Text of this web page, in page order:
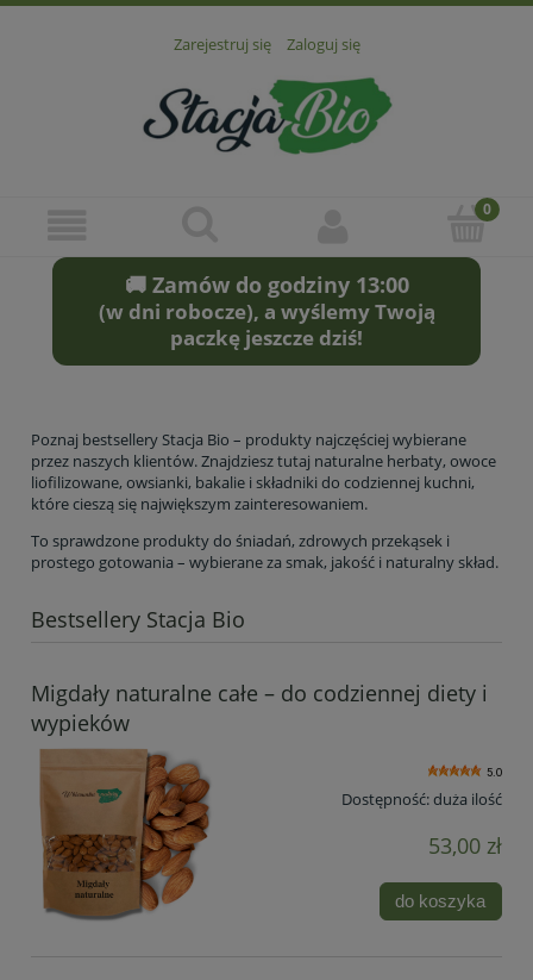
Zarejestruj się Zaloguj się
🚚 Zamów do godziny 13:00
(w dni robocze), a wyślemy Twoją
paczkę jeszcze dziś!
Poznaj bestsellery Stacja Bio – produkty najczęściej wybierane
przez naszych klientów. Znajdziesz tutaj naturalne herbaty, owoce
liofilizowane, owsianki, bakalie i składniki do codziennej kuchni,
które cieszą się największym zainteresowaniem.
To sprawdzone produkty do śniadań, zdrowych przekąsek i
prostego gotowania – wybierane za smak, jakość i naturalny skład.
Bestsellery Stacja Bio
Migdały naturalne całe – do codziennej diety i
wypieków
5.0
Dostępność:duża ilość
53,00 zł
do koszyka